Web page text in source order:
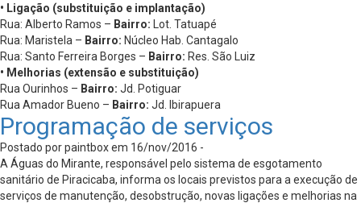
• Ligação (substituição e implantação)
Rua: Alberto Ramos – Bairro: Lot. Tatuapé
Rua: Maristela – Bairro: Núcleo Hab. Cantagalo
Rua: Santo Ferreira Borges – Bairro: Res. São Luiz
• Melhorias (extensão e substituição)
Rua Ourinhos – Bairro: Jd. Potiguar
Rua Amador Bueno – Bairro: Jd. Ibirapuera
Programação de serviços
Postado por paintbox em 16/nov/2016 -
A Águas do Mirante, responsável pelo sistema de esgotamento
sanitário de Piracicaba, informa os locais previstos para a execução de
serviços de manutenção, desobstrução, novas ligações e melhorias na